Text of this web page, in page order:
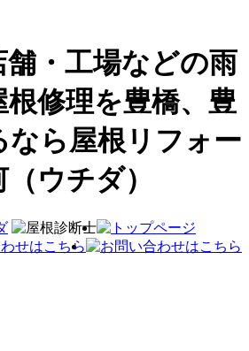
舗・工場などの雨
根修理を豊橋、豊
なら屋根リフォー
ウチダ）